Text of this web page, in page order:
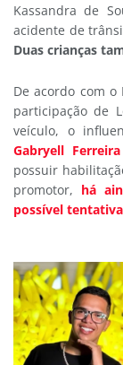
Kassandra de
acidente de
Duas crianças
De acordo com
participação de
veículo, o
Gabryell
possuir
promotor, há
possível